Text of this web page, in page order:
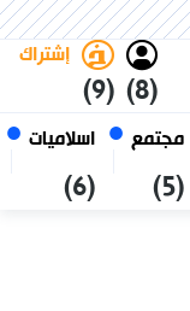
مجتمع
(5)
اسلاميات
(6)
(8)
إشتراك
(9)